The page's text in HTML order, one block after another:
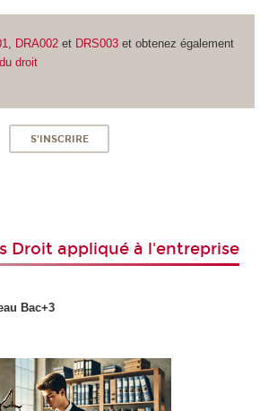
DRA002et DRS003 et obtenez également
droit
S'INSCRIRE
Droit appliqué à l'entreprise
Bac+3